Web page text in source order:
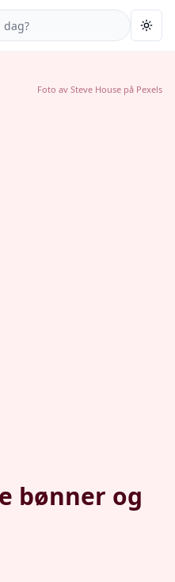
bønner og
Foto av Steve House på Pexels